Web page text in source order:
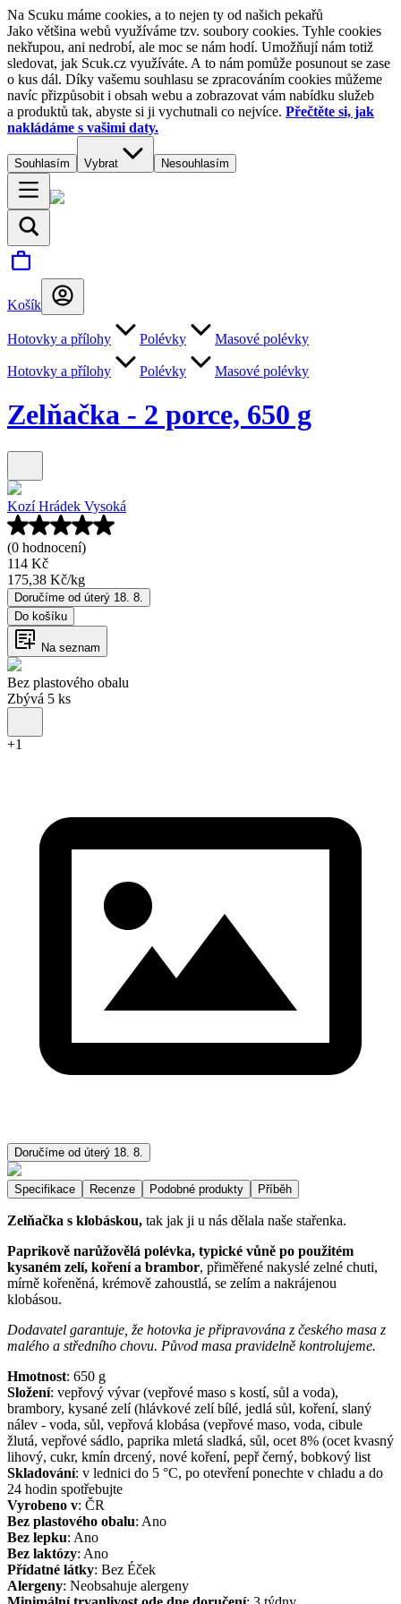
Na Scuku máme cookies, a to nejen ty od našich pekařů
Jako většina webů využíváme tzv. soubory cookies. Tyhle cookies
nekřupou, ani nedrobí, ale moc se nám hodí. Umožňují nám totiž
sledovat, jak Scuk.cz využíváte. A to nám pomůže posunout se zase
o kus dál. Díky vašemu souhlasu se zpracováním cookies můžeme
navíc přizpůsobit i obsah webu a zobrazovat vám nabídku služeb
a produktů tak, abyste si ji vychutnali co nejvíce. Přečtěte si, jak
nakládáme s vašimi daty.
Souhlasím Vybrat Nesouhlasím
Košík
Hotovky a přílohy Polévky Masové polévky
Hotovky a přílohy Polévky Masové polévky
Zelňačka - 2 porce, 650 g
Kozí Hrádek Vysoká
(0 hodnocení)
114 Kč
175,38 Kč/kg
Doručíme od úterý 18. 8.
Do košíku
Na seznam
Bez plastového obalu
Zbývá 5 ks
+1
Doručíme od úterý 18. 8.
Specifikace Recenze Podobné produkty Příběh
Zelňačka s klobáskou, tak jak ji u nás dělala naše stařenka.
Paprikově narůžovělá polévka, typické vůně po použitém
kysaném zelí, koření a brambor, přiměřené nakyslé zelné chuti,
mírně kořeněná, krémově zahoustlá, se zelím a nakrájenou
klobásou.
Dodavatel garantuje, že hotovka je připravována z českého masa z
malého a středního chovu. Původ masa pravidelně kontrolujeme.
Hmotnost: 650 g
Složení: vepřový vývar (vepřové maso s kostí, sůl a voda),
brambory, kysané zelí (hlávkové zelí bílé, jedlá sůl, koření, slaný
nálev - voda, sůl, vepřová klobása (vepřové maso, voda, cibule
žlutá, vepřové sádlo, paprika mletá sladká, sůl, ocet 8% (ocet kvasný
lihový, cukr, kmín drcený, nové koření, pepř černý, bobkový list
Skladování: v lednici do 5 °C, po otevření ponechte v chladu a do
24 hodin spotřebujte
Vyrobeno v: ČR
Bez plastového obalu: Ano
Bez lepku: Ano
Bez laktózy: Ano
Přídatné látky: Bez Éček
Alergeny: Neobsahuje alergeny